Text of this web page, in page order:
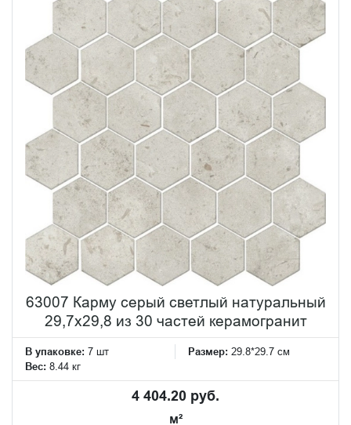
63007 Карму серый светлый натуральный
29,7х29,8 из 30 частей керамогранит
В упаковке: 7 шт Размер: 29.8*29.7 см
Вес: 8.44 кг
4 404.20 руб.
м²